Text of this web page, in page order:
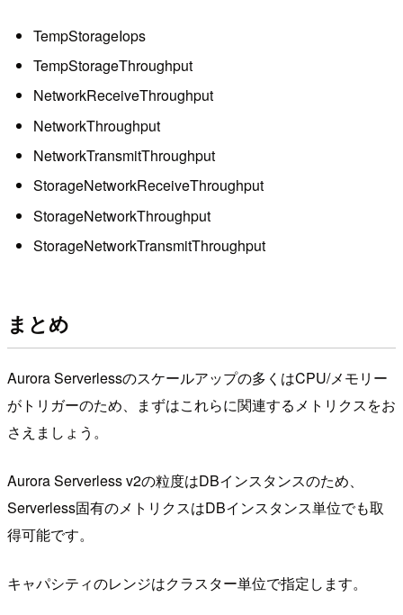
TempStorageIops
TempStorageThroughput
NetworkReceiveThroughput
NetworkThroughput
NetworkTransmitThroughput
StorageNetworkReceiveThroughput
StorageNetworkThroughput
StorageNetworkTransmitThroughput
まとめ
Aurora Serverlessのスケールアップの多くはCPU/メモリー
がトリガーのため、まずはこれらに関連するメトリクスをお
さえましょう。
Aurora Serverless v2の粒度はDBインスタンスのため、
Serverless固有のメトリクスはDBインスタンス単位でも取
得可能です。
キャパシティのレンジはクラスター単位で指定します。